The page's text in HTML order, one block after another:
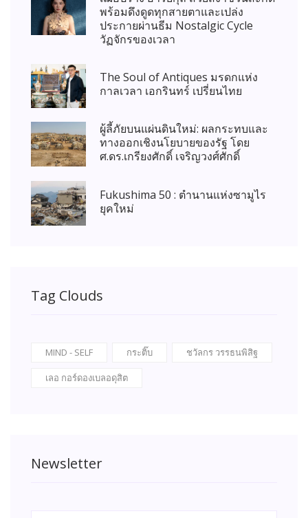
พร้อมดึงดูดทุกสายตาและเปล่ง
ประกายผ่านธีม Nostalgic Cycle
วัฏจักรของเวลา
The Soul of Antiques มรดกแห่ง
กาลเวลา เอกรินทร์ เปรี่ยนไทย
ผู้ลี้ภัยบนแผ่นดินใหม่: ผลกระทบและ
ทางออกเชิงนโยบายของรัฐ โดย
ศ.ดร.เกรียงศักดิ์ เจริญวงศ์ศักดิ์
Fukushima 50 : ตำนานแห่งซามูไร
ยุคใหม่
Tag Clouds
MIND - SELF กระติ๊บ ชวัลกร วรรธนพิสิฐ
เลอ กอร์ดองเบลอดุสิต
Newsletter